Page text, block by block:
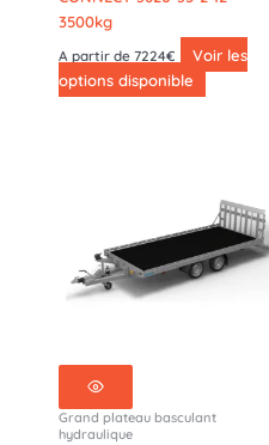
3500kg
A partir de 7224€
Voir les
options disponible
Grand plateau basculant
hydraulique